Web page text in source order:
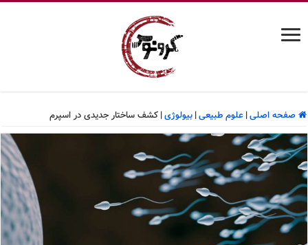
صفحه اصلی| علوم طبیعی| بیولوژی| کشف ساختار جدیدی در اسپرم